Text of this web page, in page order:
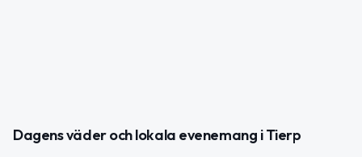
Dagens väder och lokala evenemang i Tierp